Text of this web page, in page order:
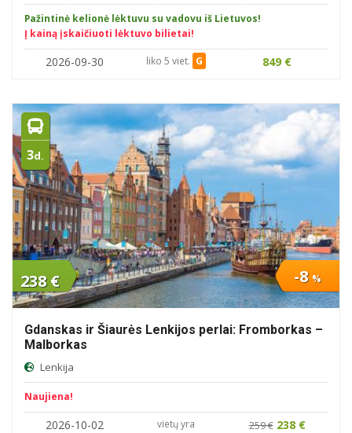
Pažintinė kelionė lėktuvu su vadovu iš Lietuvos!
Į kainą įskaičiuoti lėktuvo bilietai!
2026-09-30 liko 5 viet. G 849 €
3d.
238 € -8 %
Gdanskas ir Šiaurės Lenkijos perlai: Fromborkas –
Malborkas
Lenkija
Naujiena!
2026-10-02 vietų yra 259 € 238 €